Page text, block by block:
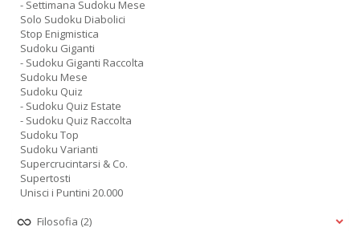
- Settimana Sudoku Mese
Solo Sudoku Diabolici
Stop Enigmistica
Sudoku Giganti
- Sudoku Giganti Raccolta
Sudoku Mese
Sudoku Quiz
- Sudoku Quiz Estate
- Sudoku Quiz Raccolta
Sudoku Top
Sudoku Varianti
Supercrucintarsi & Co.
Supertosti
Unisci i Puntini 20.000
Filosofia (2)